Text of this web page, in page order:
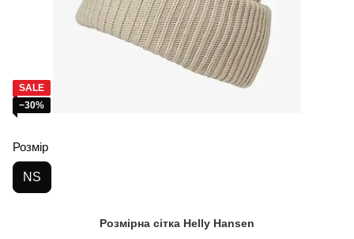
SALE
−30%
Розмір
NS
Розмірна сітка Helly Hansen